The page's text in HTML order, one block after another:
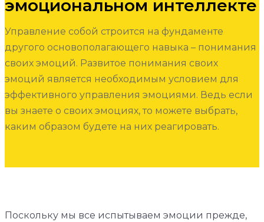
эмоциональном интеллекте
Управление собой строится на фундаменте
другого основополагающего навыка – понимания
своих эмоций. Развитое понимания своих
эмоций является необходимым условием для
эффективного управления эмоциями. Ведь если
вы знаете о своих эмоциях, то можете выбрать,
каким образом будете на них реагировать.
Поскольку мы все испытываем эмоции прежде,